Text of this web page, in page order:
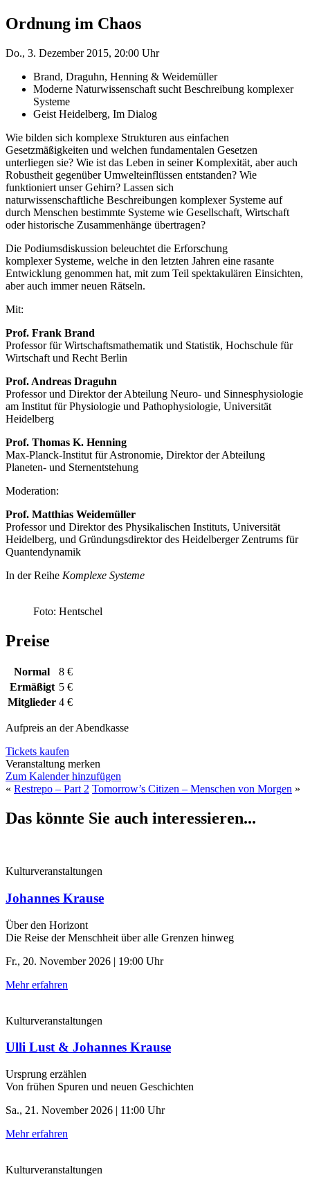
Ordnung im Chaos
Do., 3. Dezember 2015, 20:00 Uhr
Brand, Draguhn, Henning & Weidemüller
Moderne Naturwissenschaft sucht Beschreibung komplexer
Systeme
Geist Heidelberg, Im Dialog
Wie bilden sich komplexe Strukturen aus einfachen
Gesetzmäßigkeiten und welchen fundamentalen Gesetzen
unterliegen sie? Wie ist das Leben in seiner Komplexität, aber auch
Robustheit gegenüber Umwelteinflüssen entstanden? Wie
funktioniert unser Gehirn? Lassen sich
naturwissenschaftliche Beschreibungen komplexer Systeme auf
durch Menschen bestimmte Systeme wie Gesellschaft, Wirtschaft
oder historische Zusammenhänge übertragen?
Die Podiumsdiskussion beleuchtet die Erforschung
komplexer Systeme, welche in den letzten Jahren eine rasante
Entwicklung genommen hat, mit zum Teil spektakulären Einsichten,
aber auch immer neuen Rätseln.
Mit:
Prof. Frank Brand
Professor für Wirtschaftsmathematik und Statistik, Hochschule für
Wirtschaft und Recht Berlin
Prof. Andreas Draguhn
Professor und Direktor der Abteilung Neuro- und Sinnesphysiologie
am Institut für Physiologie und Pathophysiologie, Universität
Heidelberg
Prof. Thomas K. Henning
Max-Planck-Institut für Astronomie, Direktor der Abteilung
Planeten- und Sternentstehung
Moderation:
Prof. Matthias Weidemüller
Professor und Direktor des Physikalischen Instituts, Universität
Heidelberg, und Gründungsdirektor des Heidelberger Zentrums für
Quantendynamik
In der Reihe Komplexe Systeme
Foto: Hentschel
Preise
Normal
8 €
Ermäßigt 5 €
Mitglieder 4 €
Aufpreis an der Abendkasse
Tickets kaufen
Veranstaltung merken
Zum Kalender hinzufügen
« Restrepo – Part 2 Tomorrow’s Citizen – Menschen von Morgen »
Das könnte Sie auch interessieren...
Kulturveranstaltungen
Johannes Krause
Über den Horizont
Die Reise der Menschheit über alle Grenzen hinweg
Fr., 20. November 2026 | 19:00 Uhr
Mehr erfahren
Kulturveranstaltungen
Ulli Lust & Johannes Krause
Ursprung erzählen
Von frühen Spuren und neuen Geschichten
Sa., 21. November 2026 | 11:00 Uhr
Mehr erfahren
Kulturveranstaltungen